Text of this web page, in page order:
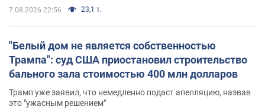
7.08.2026 22:56 23,1 т.
"Белый дом не является собственностью
Трампа": суд США приостановил строительство
бального зала стоимостью 400 млн долларов
Трамп уже заявил, что немедленно подаст апелляцию, назвав
это "ужасным решением"